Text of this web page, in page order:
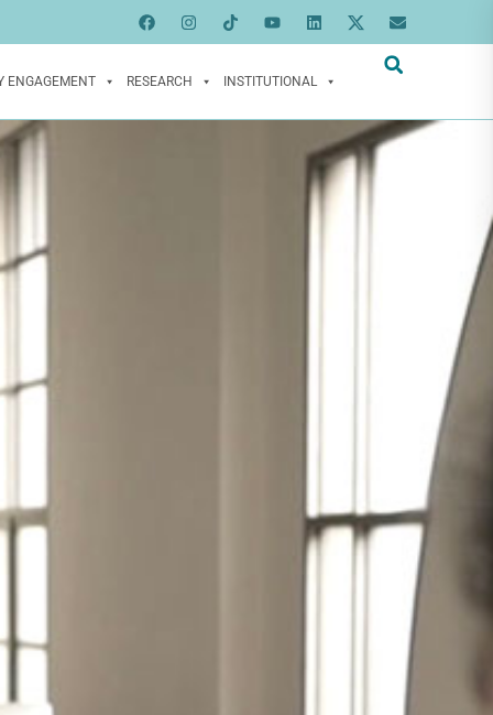
ENGAGEMENT RESEARCH INSTITUTIONAL